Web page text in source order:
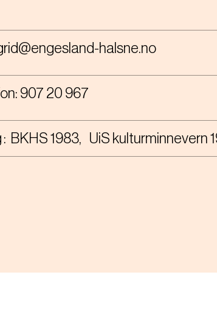
halsne.no
907 20 967
BKHS 1983 UiS kulturminnevern